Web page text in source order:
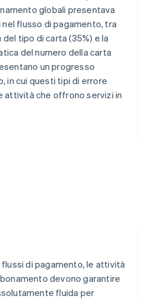
globali presentava
flusso di pagamento, tra
tipo di carta (35%) e la
del numero della carta
un progresso
in cui questi tipi di errore
attività che offrono servizi in
di pagamento, le attività
devono garantire
fluida per